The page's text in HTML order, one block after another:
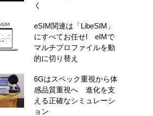
く
eSIM関連は「LibeSIM」
にすべてお任せ! eIMで
マルチプロファイルを動
的に切り替え
6Gはスペック重視から体
感品質重視へ 進化を支
える正確なシミュレーシ
ョン